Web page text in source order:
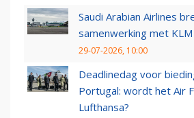
Saudi Arabian Airlines
samenwerking met
29-07-2026, 10:00
Deadlinedag voor
Portugal: wordt het Air
Lufthansa?